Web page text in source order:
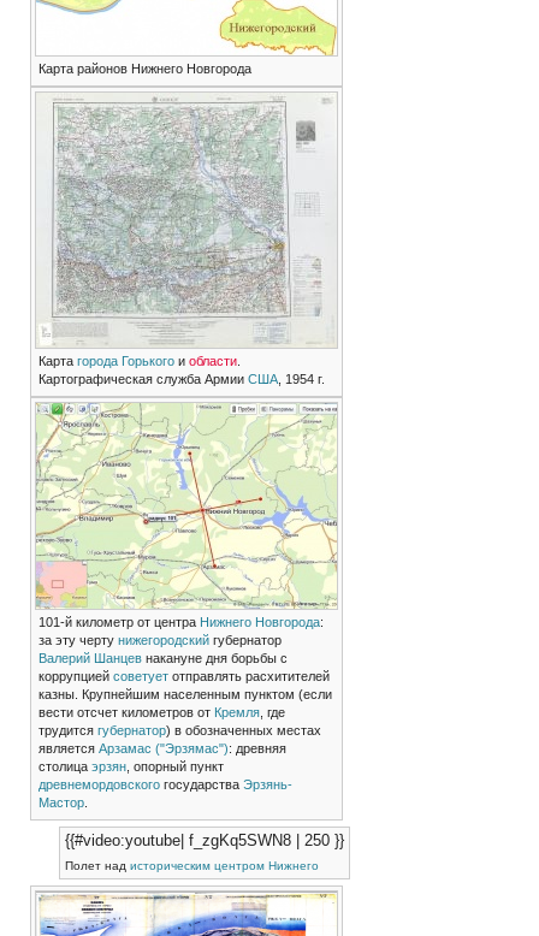
Карта районов Нижнего Новгорода
Карта города Горькогои области.
Картографическая служба Армии США, 1954 г.
101-й километр от центра Нижнего Новгорода:
за эту черту нижегородскийгубернатор
Валерий Шанцевнакануне дня борьбы с
коррупцией советуетотправлять расхитителей
казны. Крупнейшим населенным пунктом (если
вести отсчет километров от Кремля, где
трудится губернатор) в обозначенных местах
является Арзамас ("Эрзямас"): древняя
столица эрзян, опорный пункт
древнемордовскогогосударства Эрзянь-
Мастор.
{{#video:youtube| f_zgKq5SWN8 | 250 }}
Полет над историческим центром Нижнего